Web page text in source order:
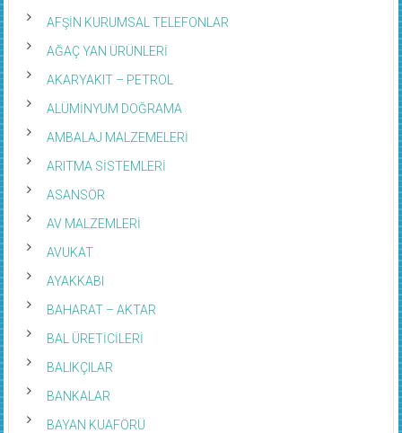
AFŞİN KURUMSAL TELEFONLAR
AĞAÇ YAN ÜRÜNLERİ
AKARYAKIT – PETROL
ALÜMİNYUM DOĞRAMA
AMBALAJ MALZEMELERİ
ARITMA SİSTEMLERİ
ASANSÖR
AV MALZEMLERİ
AVUKAT
AYAKKABI
BAHARAT – AKTAR
BAL ÜRETİCİLERİ
BALIKÇILAR
BANKALAR
BAYAN KUAFÖRÜ